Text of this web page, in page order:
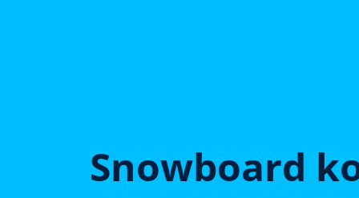
Snowboard